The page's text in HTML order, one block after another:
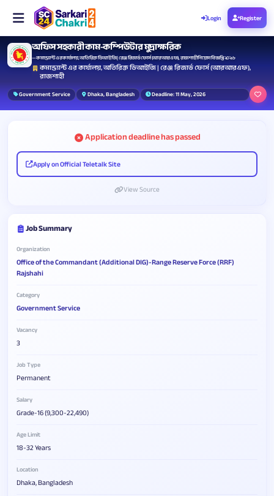
Login Register
অফিস সহকারী কাম-কম্পিউটার মুদ্রাক্ষরিক
— কমান্ড্যান্ট এর কার্যালয়, অতিরিক্ত ডিআইজি | রেঞ্জ রিজার্ভ ফোর্স (আরআরএফ), রাজশাহী নিয়োগ বিজ্ঞপ্তি ২০২৬
কমান্ড্যান্ট এর কার্যালয়, অতিরিক্ত ডিআইজি | রেঞ্জ রিজার্ভ ফোর্স (আরআরএফ),
রাজশাহী
Government Service Dhaka, Bangladesh Deadline: 11 May, 2026
Application deadline has passed
Apply on Official Teletalk Site
View Source
Job Summary
Organization
Office of the Commandant (Additional DIG)-Range Reserve Force (RRF)
Rajshahi
Category
Government Service
Vacancy
3
Job Type
Permanent
Salary
Grade-16 (9,300-22,490)
Age Limit
18-32 Years
Location
Dhaka, Bangladesh